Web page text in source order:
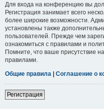
Для входа на конференцию вы
Регистрация занимает всего
более широкие возможности.
установлены также
пользователей. Прежде чем
ознакомиться с правилами и
Помните, что ваше присутствие
правилами.
Общие правила | Соглашение о
Регистрация